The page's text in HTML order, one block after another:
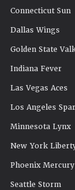
Connecticut Sun
Dallas Wings
Golden State
Indiana Fever
Las Vegas Aces
Los Angeles
Minnesota Lynx
New York
Phoenix Mercury
Seattle Storm